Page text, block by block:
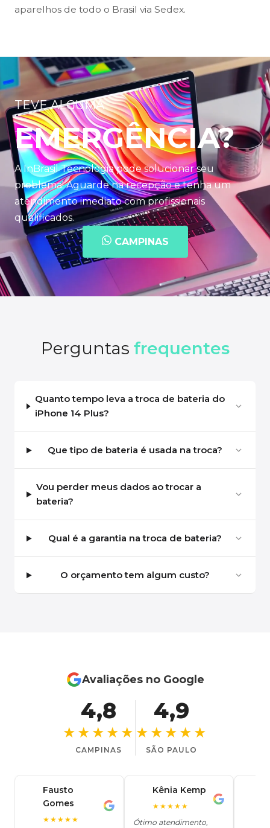
aparelhos de todo o Brasil via Sedex.
TEVE ALGUMA
EMERGÊNCIA?
A InBrasil Tecnologia pode solucionar seu
problema! Aguarde na recepção e tenha um
atendimento imediato com profissionais
qualificados.
CAMPINAS
Perguntas frequentes
Quanto tempo leva a troca de bateria do
iPhone 14 Plus?
Que tipo de bateria é usada na troca?
Vou perder meus dados ao trocar a
bateria?
Qual é a garantia na troca de bateria?
O orçamento tem algum custo?
Avaliações no Google
4,8
★★★★★
CAMPINAS
4,9
★★★★★
SÃO PAULO
Fausto
Gomes
★★★★★
Kênia Kemp
★★★★★
Ótimo atendimento,